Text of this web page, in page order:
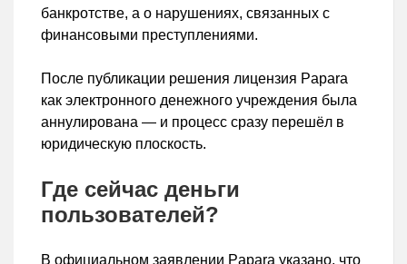
банкротстве, а о нарушениях, связанных с
финансовыми преступлениями.
После публикации решения лицензия Papara
как электронного денежного учреждения была
аннулирована — и процесс сразу перешёл в
юридическую плоскость.
Где сейчас деньги
пользователей?
В официальном заявлении Papara указано, что